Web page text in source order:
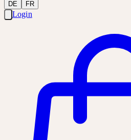
DE FR
Login